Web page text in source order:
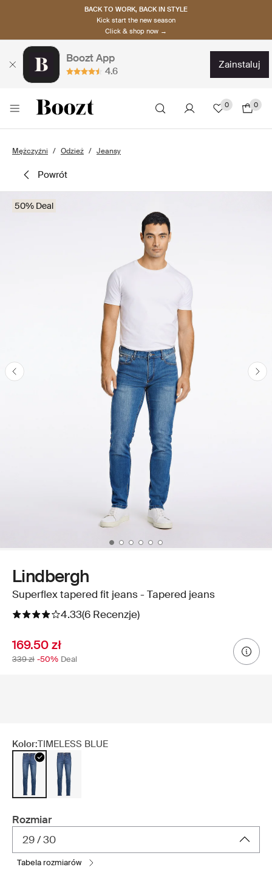
BACK TO WORK, BACK IN STYLE
Kick start the new season
Click & shop now →
Boozt App
4.6
zainstaluj
0 0
Mężczyźni Odzież Jeansy
powrót
50% Deal
Lindbergh
Superflex tapered fit jeans - Tapered jeans
4.33(6 Recenzje)
169.50 zł
339 zł -50% Deal
Kolor:TIMELESS BLUE
Rozmiar
29 / 30
tabela rozmiarów